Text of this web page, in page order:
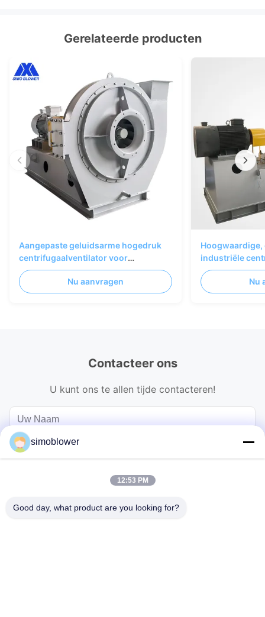
Gerelateerde producten
Aangepaste geluidsarme hogedruk
centrifugaalventilator voor
industriële ventilatie
Nu aanvragen
industriële
enkel
gebogen
Nu
Contacteer ons
U kunt ons te allen tijde contacteren!
simoblower
12:53 PM
Good day, what product are you looking for?